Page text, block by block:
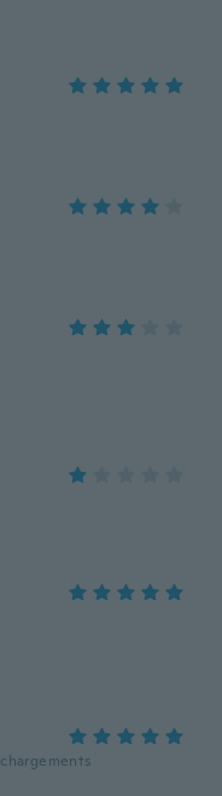
chargements